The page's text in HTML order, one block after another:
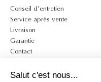
Salut c'est nous...
Conseil d'entretien
Service après vente
Livraison
Garantie
Contact